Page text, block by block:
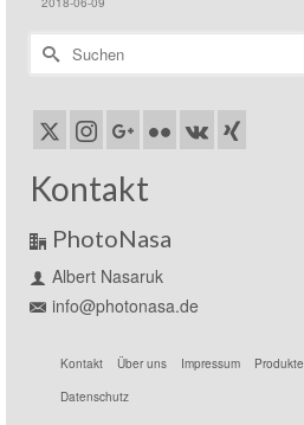
Suchen
nach:
Kontakt
PhotoNasa
Albert Nasaruk
info@photonasa.de
Kontakt Über uns Impressum Produkte
Datenschutz